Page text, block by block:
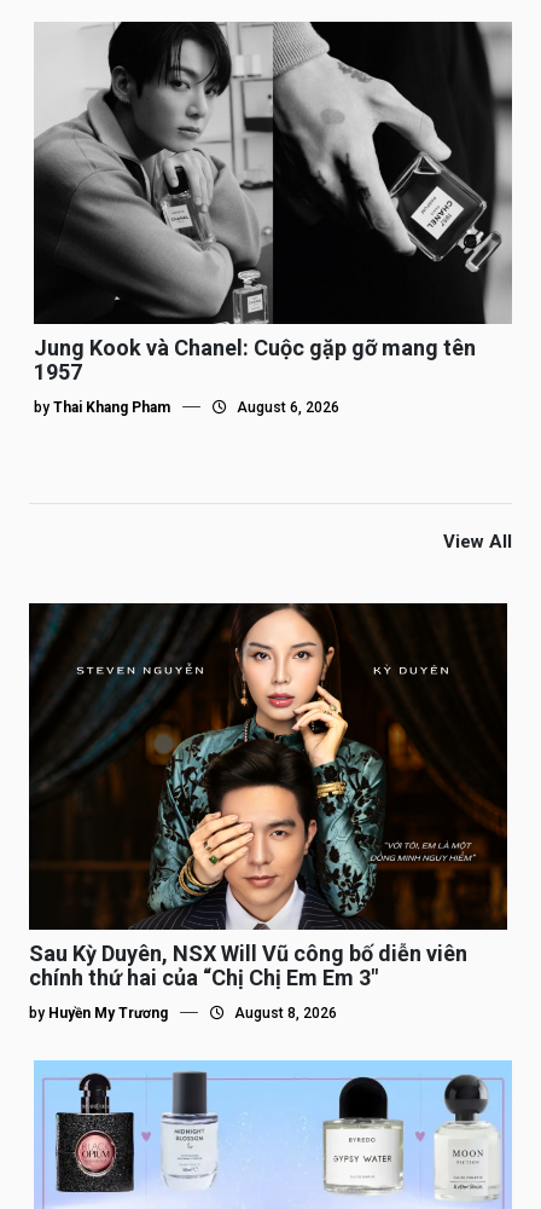
Jung Kook và Chanel: Cuộc gặp gỡ mang tên
1957
by Thai Khang Pham August 6, 2026
View All
Sau Kỳ Duyên, NSX Will Vũ công bố diễn viên
chính thứ hai của “Chị Chị Em Em 3″
by Huyền My Trương August 8, 2026